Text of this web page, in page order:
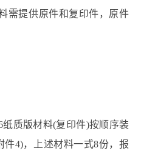
需提供原件和复印件，原件
质版材料(复印件)按顺序装
4)，上述材料一式8份，报